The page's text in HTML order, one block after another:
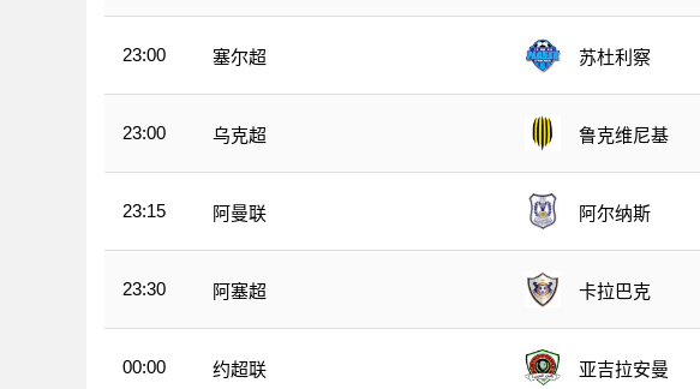
23:00 塞尔超 苏杜利察
23:00 乌克超 鲁克维尼基
23:15 阿曼联 阿尔纳斯
23:30 阿塞超 卡拉巴克
00:00 约超联 亚吉拉安曼